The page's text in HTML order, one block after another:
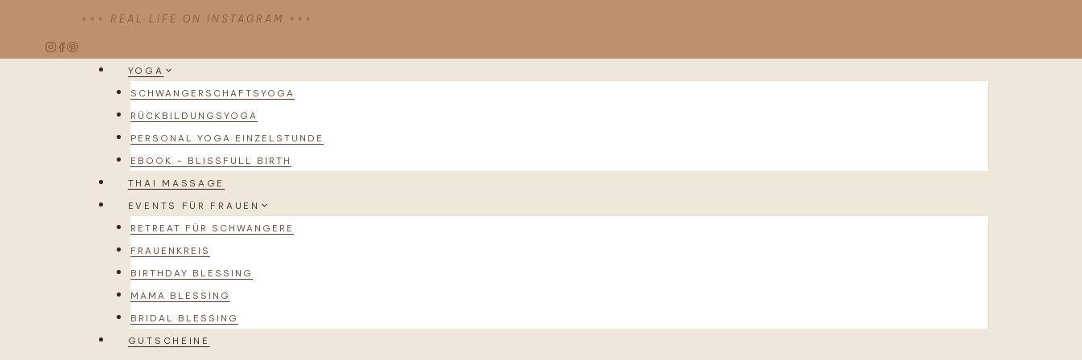
springen
+++ REAL LIFE ON INSTAGRAM +++
YOGA
SCHWANGERSCHAFTSYOGA
RÜCKBILDUNGSYOGA
PERSONAL YOGA EINZELSTUNDE
EBOOK – BLISSFULL BIRTH
THAI MASSAGE
EVENTS FÜR FRAUEN
RETREAT FÜR SCHWANGERE
FRAUENKREIS
BIRTHDAY BLESSING
MAMA BLESSING
BRIDAL BLESSING
GUTSCHEINE